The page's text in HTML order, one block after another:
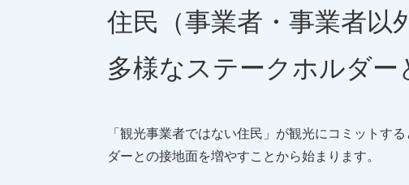
住民（事業者・事業者以
多様なステークホルダー
「観光事業者ではない住民」が観光にコミットす
ダーとの接地面を増やすことから始まります。